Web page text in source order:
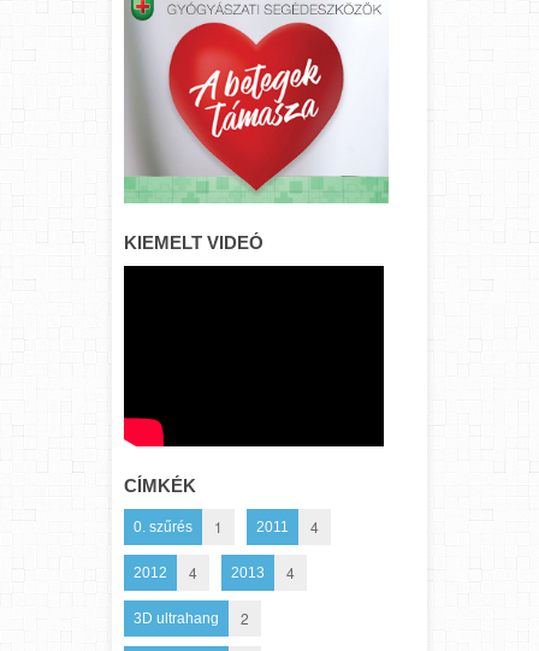
KIEMELT VIDEÓ
CÍMKÉK
0. szűrés 1 2011 4
2012 4 2013 4
3D ultrahang 2